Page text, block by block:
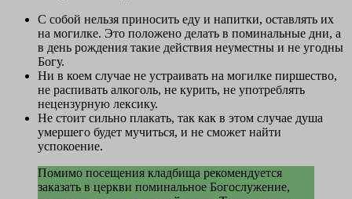
С собой нельзя приносить еду и напитки, оставлять их
на могилке. Это положено делать в поминальные дни, а
в день рождения такие действия неуместны и не угодны
Богу.
Ни в коем случае не устраивать на могилке пиршество,
не распивать алкоголь, не курить, не употреблять
нецензурную лексику.
Не стоит сильно плакать, так как в этом случае душа
умершего будет мучиться, и не сможет найти
успокоение.
Помимо посещения кладбища рекомендуется
заказать в церкви поминальное Богослужение,